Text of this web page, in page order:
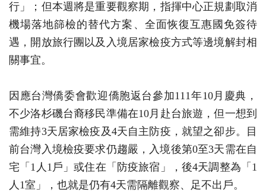
行」；但本週將是重要觀察期，指揮中心正規劃取消
機場落地篩檢的替代方案、全面恢復互惠國免簽待
遇，開放旅行團以及入境居家檢疫方式等邊境解封相
關事宜。
因應台灣僑委會歡迎僑胞返台參加111年10月慶典，
不少洛杉磯台裔移民準備在10月赴台旅遊，但一想到
需維持3天居家檢疫及4天自主防疫，就望之卻步。目
前台灣入境檢疫要求仍趨嚴，入境後第0至3天需在自
宅「1人1戶」或住在「防疫旅宿」，後4天調整為「1
人1室」，也就是仍有4天需隔離觀察、足不出戶。